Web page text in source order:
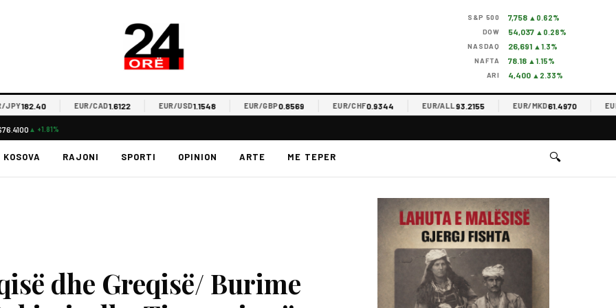
S&P 500 7,758 ▲0.62%
DOW 54,037 ▲0.28%
NASDAQ 26,691 ▲1.3%
NAFTA 78.18 ▲1.15%
ARI 4,400 ▲2.33%
182.40 EUR/CAD1.6122 EUR/USD1.1548 EUR/GBP0.8569 EUR/CHF0.9344 EUR/ALL93.2155 EUR/MKD61.4970 EUR/
▲ +1.81%
KOSOVA RAJONI SPORTI OPINION ARTE ME TEPER 🔍
dhe Greqisë/ Burime